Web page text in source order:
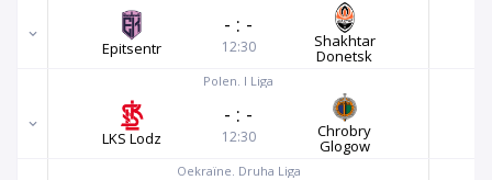
Epitsentr
- : -
12:30 Shakhtar
Donetsk
Polen. I Liga
LKS Lodz
- : -
12:30 Chrobry
Glogow
Oekraïne. Druha Liga